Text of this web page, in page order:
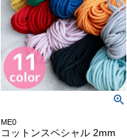
ME0
コットンスペシャル 2mm